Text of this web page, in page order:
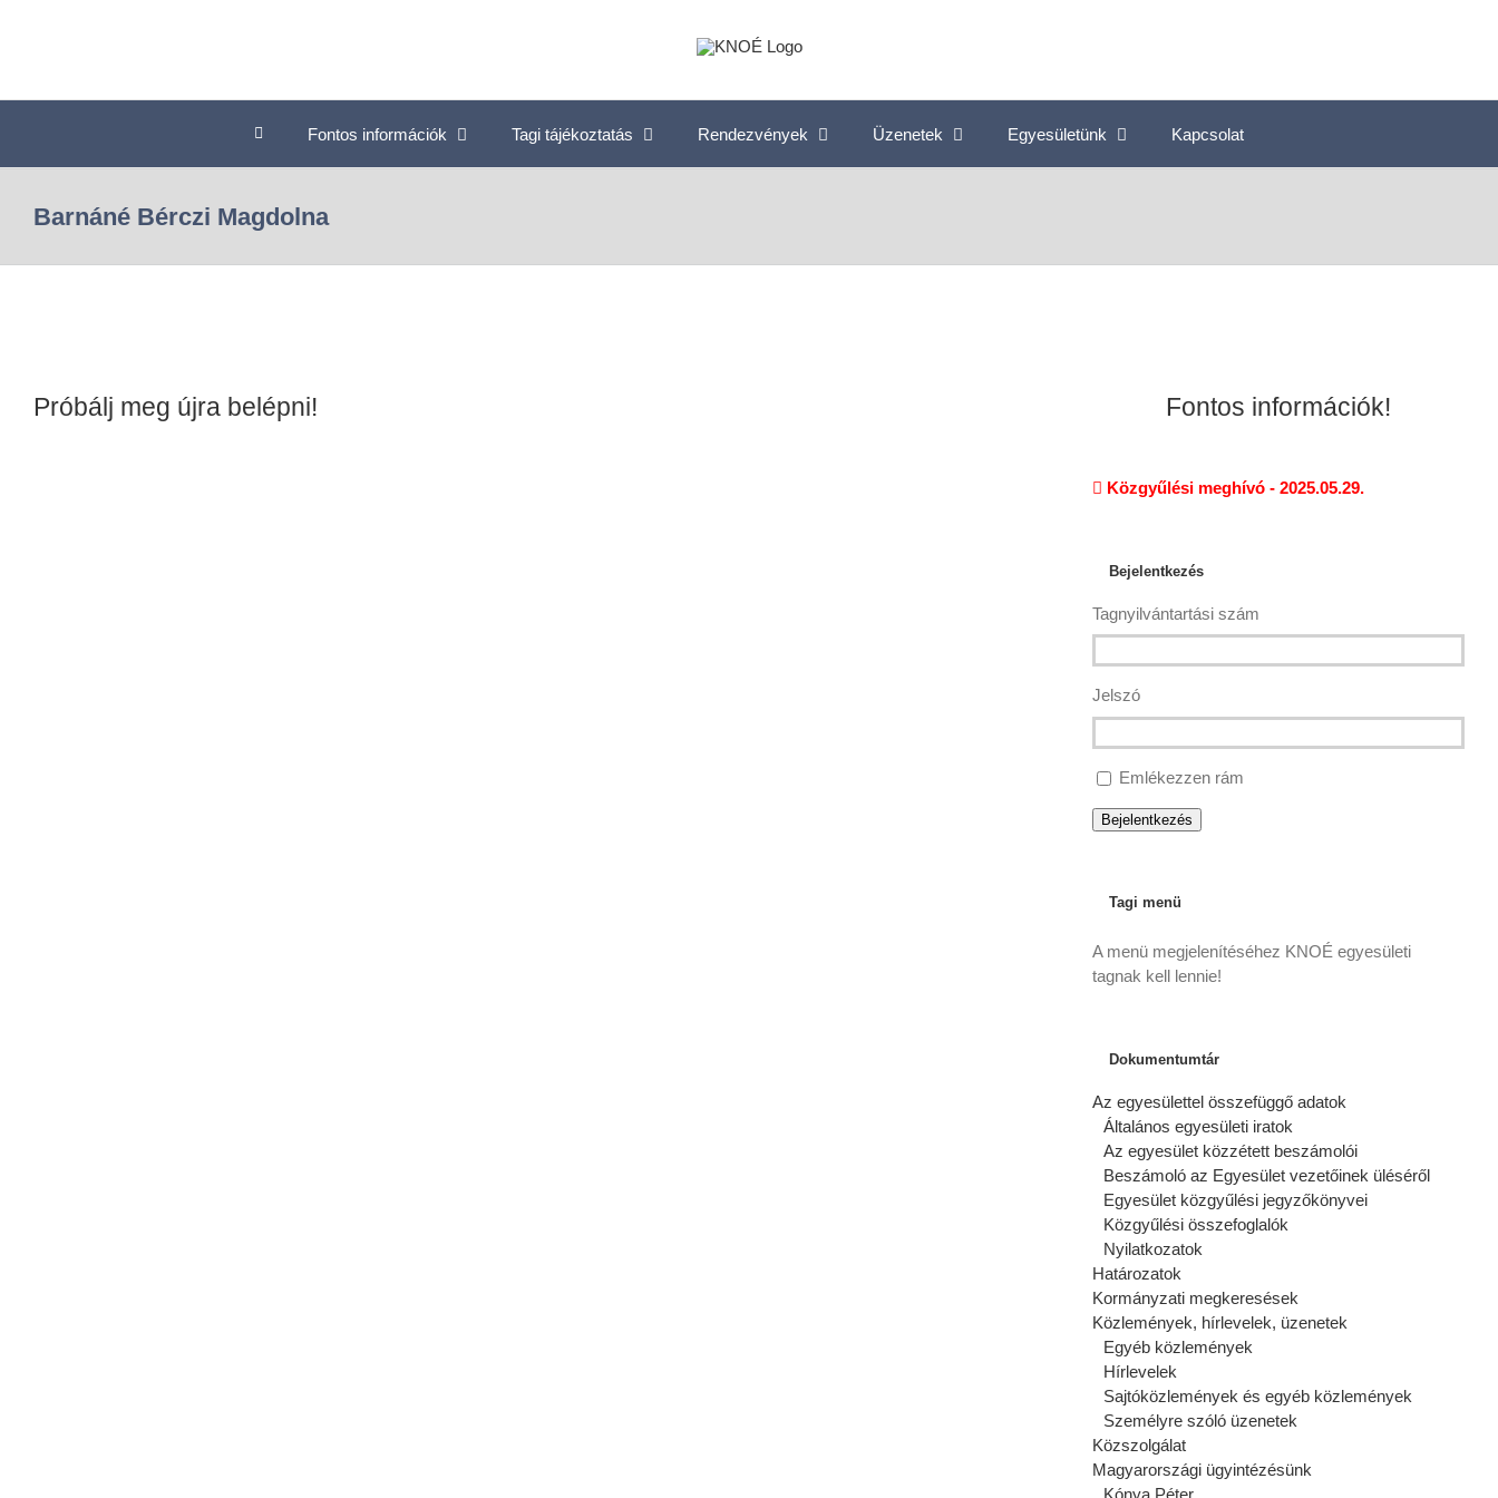
Fontos információk Tagi tájékoztatás Rendezvények Üzenetek Egyesületünk Kapcsolat
Barnáné Bérczi Magdolna
Próbálj meg újra belépni! Fontos információk!
Közgyűlési meghívó - 2025.05.29.
Bejelentkezés
Tagnyilvántartási szám
Jelszó
Emlékezzen rám
Bejelentkezés
Tagi menü
A menü megjelenítéséhez KNOÉ egyesületi
tagnak kell lennie!
Dokumentumtár
Az egyesülettel összefüggő adatok
Általános egyesületi iratok
Az egyesület közzétett beszámolói
Beszámoló az Egyesület vezetőinek üléséről
Egyesület közgyűlési jegyzőkönyvei
Közgyűlési összefoglalók
Nyilatkozatok
Határozatok
Kormányzati megkeresések
Közlemények, hírlevelek, üzenetek
Egyéb közlemények
Hírlevelek
Sajtóközlemények és egyéb közlemények
Személyre szóló üzenetek
Közszolgálat
Magyarországi ügyintézésünk
Kónya Péter